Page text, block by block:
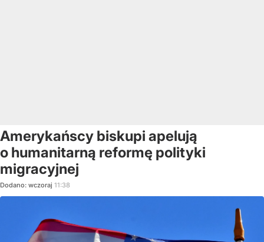
Amerykańscy biskupi apelują
o humanitarną reformę polityki
migracyjnej
Dodano: wczoraj 11:38